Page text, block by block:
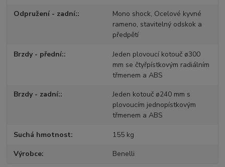
Odpružení - zadní:
Mono shock, Ocelové kyvné
rameno, stavitelný odskok a
předpětí
Brzdy - přední:
Jeden plovoucí kotouč ø300
mm se čtyřpístkovým radiálním
třmenem a ABS
Brzdy - zadní:
Jeden kotouč ø240 mm s
plovoucím jednopístkovým
třmenem a ABS
Suchá hmotnost 155 kg
Výrobce Benelli